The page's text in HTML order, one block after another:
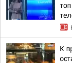
К